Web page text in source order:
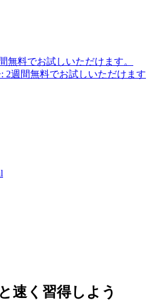
無料でお試しいただけます。
2週間無料でお試しいただけます
速く習得しよう